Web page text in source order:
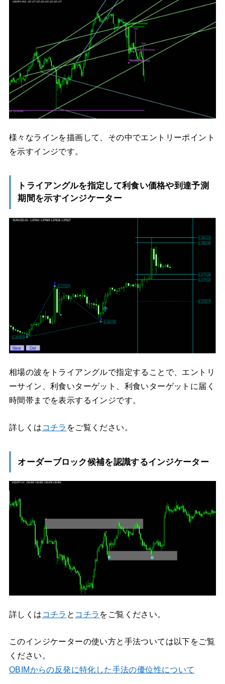
様々なラインを描画して、その中でエントリーポイント
を示すインジです。
トライアングルを指定して利食い価格や到達予測
期間を示すインジケーター
相場の波をトライアングルで指定することで、エントリ
ーサイン、利食いターゲット、利食いターゲットに届く
時間帯までを表示するインジです。
詳しくは コチラ をご覧ください。
オーダーブロック候補を認識するインジケーター
詳しくは コチラ と コチラ をご覧ください。
このインジケーターの使い方と手法ついては以下をご覧
ください。
OBIMからの反発に特化した手法の優位性について